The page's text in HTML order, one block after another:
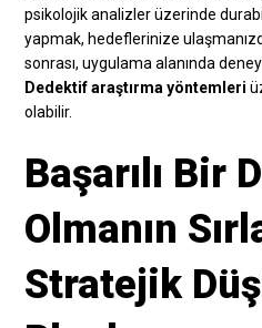
psikolojik analizler üzerinde
yapmak, hedeflerinize
sonrası, uygulama alanında
Dedektif araştırma yöntemleri
olabilir.
Başarılı Bir
Olmanın
Stratejik